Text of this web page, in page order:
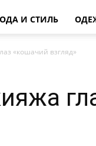
И СТИЛЬ
«кошачий взгляд»